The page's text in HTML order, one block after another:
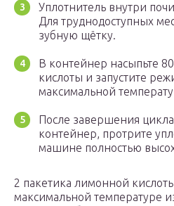
Уплотнитель внутри
Для труднодоступных
зубную щётку.
В контейнер насыпьте
кислоты и запустите
максимальной
После завершения
контейнер, протрите
машине полностью
2 пакетика лимонной
максимальной температуре